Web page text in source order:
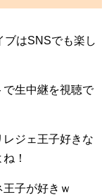
ブはSNSでも楽し
で生中継を視聴で
ジェ王子好きな
！
子が好きｗ